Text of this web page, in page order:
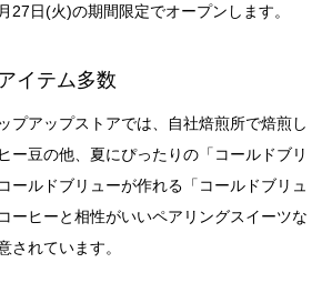
27日(火)の期間限定でオープンします。
イテム多数
プアップストアでは、自社焙煎所で焙煎し
ー豆の他、夏にぴったりの「コールドブリ
ールドブリューが作れる「コールドブリュ
ーヒーと相性がいいペアリングスイーツな
されています。